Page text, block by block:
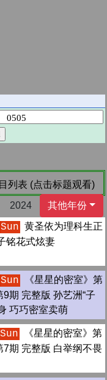
列表 (点击标题观看)
2024
其他年份
Sun 黄圣依为理科生正
铭花式炫妻
Sun
《星星的密室》第
9期 完整版 孙艺洲“子
巧巧密室卖萌
Sun
《星星的密室》第
7期 完整版 白举纲不畏